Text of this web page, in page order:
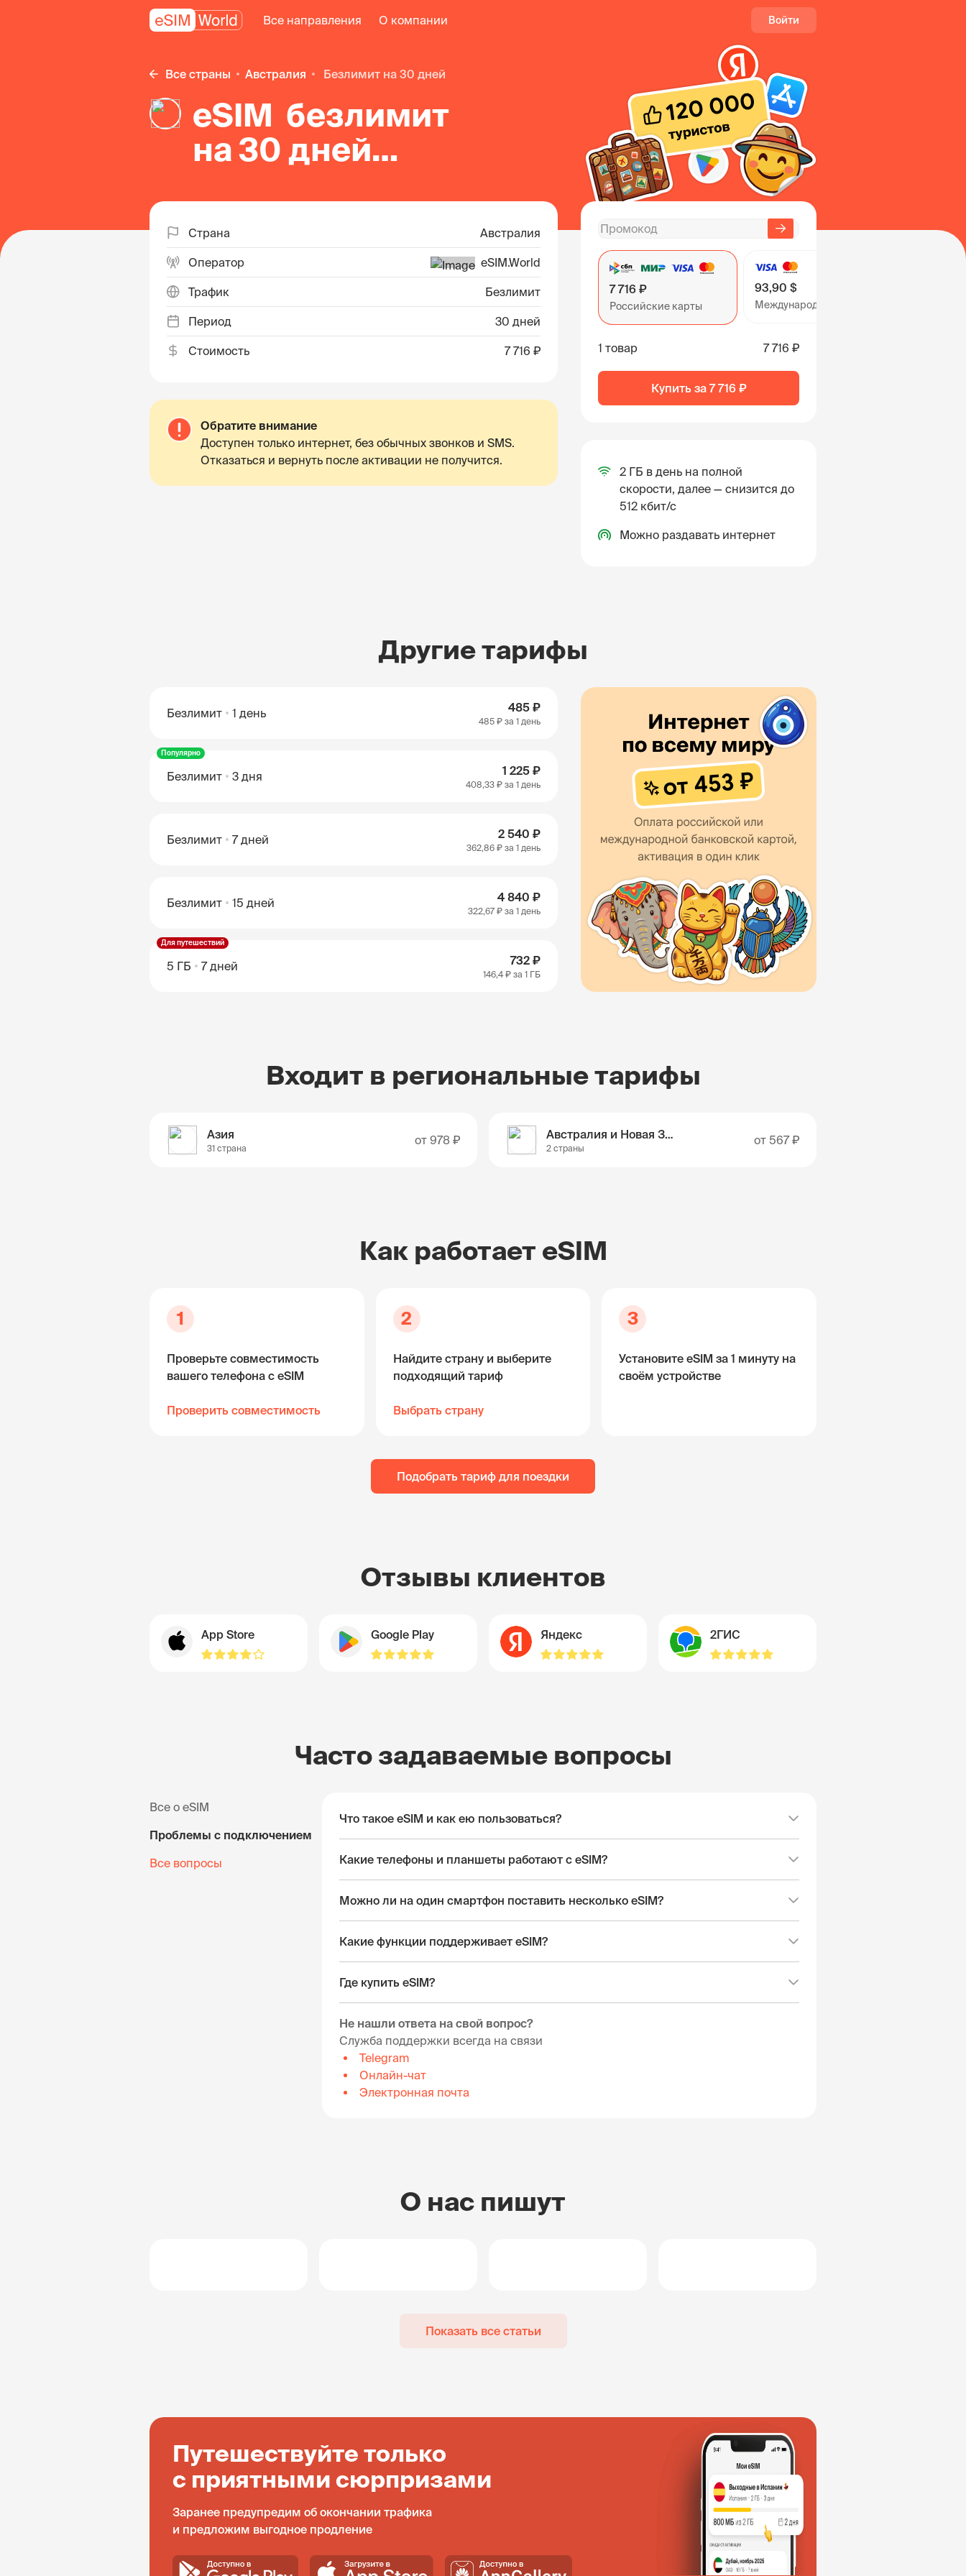
Все направления О компании Войти
Все страны Австралия безлимит на 30 дней
eSIM безлимит
на 30 дней
Страна Австралия
Оператор eSIM.World
Трафик Безлимит
Период 30 дней
Стоимость 7 716 ₽
Обратите внимание
Доступен только интернет, без обычных звонков и SMS.
Отказаться и вернуть после активации не получится.
7 716 ₽
Российские карты
93,90 $
Международные карты
1 товар 7 716 ₽
Купить за 7 716 ₽
2 ГБ в день на полной
скорости, далее — снизится до
512 кбит/с
Можно раздавать интернет
Другие тарифы
Безлимит 1 день 485 ₽
485 ₽ за 1 день
Популярно
Безлимит 3 дня 1 225 ₽
408,33 ₽ за 1 день
Безлимит 7 дней 2 540 ₽
362,86 ₽ за 1 день
Безлимит 15 дней 4 840 ₽
322,67 ₽ за 1 день
Для путешествий
5 ГБ 7 дней 732 ₽
146,4 ₽ за 1 ГБ
Входит в региональные тарифы
Азия
31 страна
от 978 ₽ Австралия и Новая Зеландия
2 страны
от 567 ₽
Как работает eSIM
1
Проверьте совместимость
вашего телефона с eSIM
Проверить совместимость
2
Найдите страну и выберите
подходящий тариф
Выбрать страну
3
Установите eSIM за 1 минуту на
своём устройстве
Подобрать тариф для поездки
Отзывы клиентов
App Store Google Play Яндекс 2ГИС
Часто задаваемые вопросы
Все о eSIM
Проблемы с подключением
Все вопросы
Что такое eSIM и как ею пользоваться?
Какие телефоны и планшеты работают с eSIM?
Можно ли на один смартфон поставить несколько eSIM?
Какие функции поддерживает eSIM?
Где купить eSIM?
Не нашли ответа на свой вопрос?
Служба поддержки всегда на связи
Telegram
Онлайн-чат
Электронная почта
О нас пишут
Показать все статьи
Путешествуйте только
с приятными сюрпризами
Заранее предупредим об окончании трафика
и предложим выгодное продление